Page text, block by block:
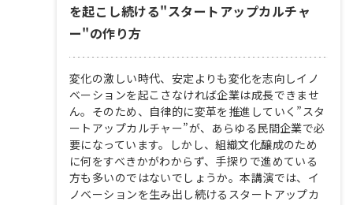
を起こし続ける"スタートアップカルチャ
ー"の作り方
変化の激しい時代、安定よりも変化を志向しイノ
ベーションを起こさなければ企業は成長できませ
ん。そのため、自律的に変革を推進していく”スタ
ートアップカルチャー”が、あらゆる民間企業で必
要になっています。しかし、組織文化醸成のため
に何をすべきかがわからず、手探りで進めている
方も多いのではないでしょうか。本講演では、イ
ノベーションを生み出し続けるスタートアップカ